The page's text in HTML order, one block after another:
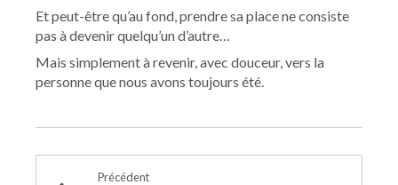
Et peut-être qu’au fond, prendre sa place ne consiste
pas à devenir quelqu’un d’autre…
Mais simplement à revenir, avec douceur, vers la
personne que nous avons toujours été.
Précédent